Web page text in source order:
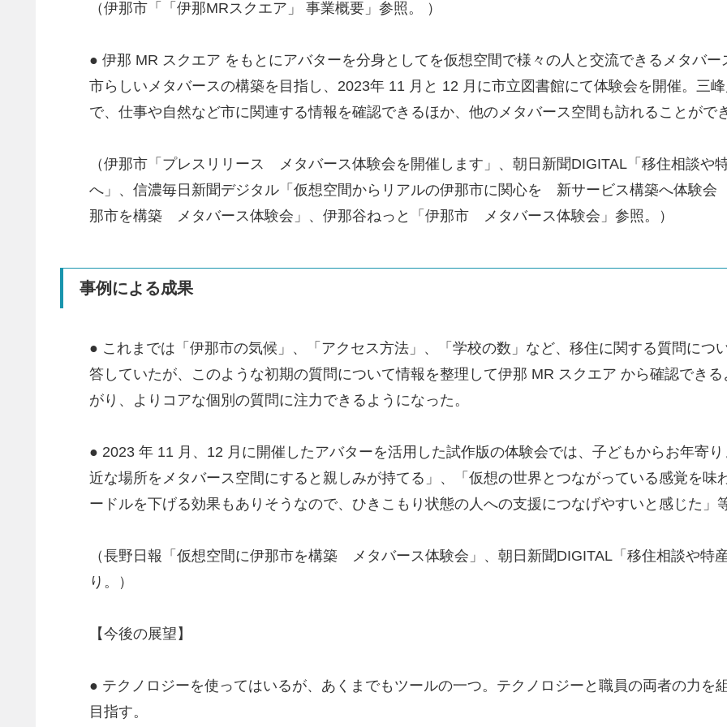
（伊那市「「伊那MRスクエア」 事業概要」参照。 ）
● 伊那 MR スクエア をもとにアバターを分身としてを仮想空間で様々の人と交流できるメタバ
市らしいメタバースの構築を目指し、2023年 11 月と 12 月に市立図書館にて体験会を開催。三
で、仕事や自然など市に関連する情報を確認できるほか、他のメタバース空間も訪れることがで
（伊那市「プレスリリース メタバース体験会を開催します」、朝日新聞DIGITAL「移住相談
へ」、信濃毎日新聞デジタル「仮想空間からリアルの伊那市に関心を 新サービス構築へ体験
那市を構築 メタバース体験会」、伊那谷ねっと「伊那市 メタバース体験会」参照。）
事例による成果
● これまでは「伊那市の気候」、「アクセス方法」、「学校の数」など、移住に関する質問につ
答していたが、このような初期の質問について情報を整理して伊那 MR スクエア から確認でき
がり、よりコアな個別の質問に注力できるようになった。
● 2023 年 11 月、12 月に開催したアバターを活用した試作版の体験会では、子どもからお年寄
近な場所をメタバース空間にすると親しみが持てる」、「仮想の世界とつながっている感覚を
ードルを下げる効果もありそうなので、ひきこもり状態の人への支援につなげやすいと感じた」
（長野日報「仮想空間に伊那市を構築 メタバース体験会」、朝日新聞DIGITAL「移住相談や
り。）
【今後の展望】
● テクノロジーを使ってはいるが、あくまでもツールの一つ。テクノロジーと職員の両者の力を
目指す。